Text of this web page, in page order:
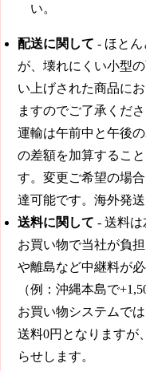
い。
配送に関して - ほと
が、壊れにくい小型
い上げされた商品に
ますのでご了承くだ
運輸は午前中と午後
の差額を加算するこ
す。変更ご希望の場
達可能です。海外発
送料に関して - 送料は
お買い物で当社が負
や離島など中継料が
（例：沖縄本島で
お買い物システムで
送料0円となりますが
らせします。